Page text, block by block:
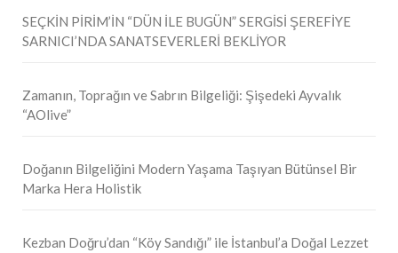
SEÇKİN PİRİM’İN “DÜN İLE BUGÜN” SERGİSİ ŞEREFİYE
SARNICI’NDA SANATSEVERLERİ BEKLİYOR
Zamanın, Toprağın ve Sabrın Bilgeliği: Şişedeki Ayvalık
“AOlive”
Doğanın Bilgeliğini Modern Yaşama Taşıyan Bütünsel Bir
Marka Hera Holistik
Kezban Doğru’dan “Köy Sandığı” ile İstanbul’a Doğal Lezzet